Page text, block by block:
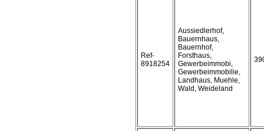
Ref-
8918254
Aussiedlerhof,
Bauernhaus,
Bauernhof,
Forsthaus,
Gewerbeimmobi,
Gewerbeimmobilie,
Landhaus, Muehle,
Wald, Weideland